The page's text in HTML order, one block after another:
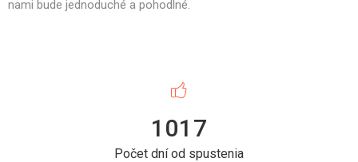
nami bude jednoduché a pohodlné.
1017
Počet dní od spustenia